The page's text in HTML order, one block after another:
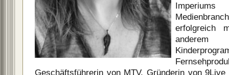
erfolgreich
Geschäftsführerin von MTV, Gründerin von